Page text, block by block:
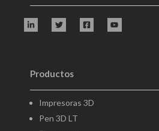
Productos
Impresoras 3D
Pen 3D LT